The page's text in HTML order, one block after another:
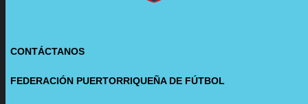
CONTÁCTANOS
FEDERACIÓN PUERTORRIQUEÑA DE FÚTBOL